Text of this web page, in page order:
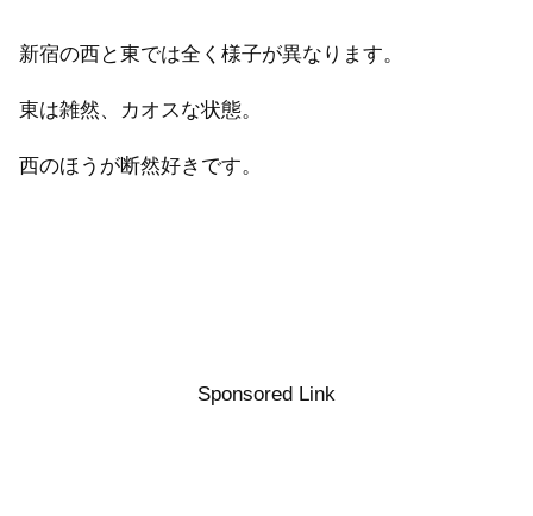
新宿の西と東では全く様子が異なります。
東は雑然、カオスな状態。
西のほうが断然好きです。
Sponsored Link